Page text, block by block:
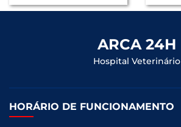
ARCA 24H
Hospital Veterinário
HORÁRIO DE FUNCIONAMENTO